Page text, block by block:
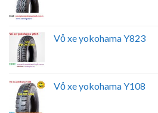
Vỏ xe yokohama Y823
Vỏ xe yokohama Y108